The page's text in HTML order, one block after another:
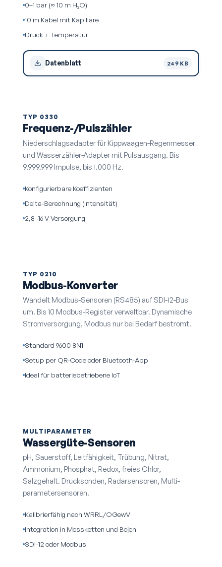
0–1 bar (≈ 10 m H₂O)
10 m Kabel mit Kapillare
Druck + Temperatur
Datenblatt 249 KB
TYP 0330
Frequenz-/Pulszähler
Niederschlags­adapter für Kippwaagen-Regenmesser
und Wasserzähler-Adapter mit Pulsausgang. Bis
9.999.999 Impulse, bis 1.000 Hz.
Konfigurierbare Koeffizienten
Delta-Berechnung (Intensität)
2,8–16 V Versorgung
TYP 0210
Modbus-Konverter
Wandelt Modbus-Sensoren (RS485) auf SDI-12-Bus
um. Bis 10 Modbus-Register verwaltbar. Dynamische
Stromversorgung, Modbus nur bei Bedarf bestromt.
Standard 9600 8N1
Setup per QR-Code oder Bluetooth-App
Ideal für batteriebetriebene IoT
MULTIPARAMETER
Wassergüte-Sensoren
pH, Sauerstoff, Leitfähigkeit, Trübung, Nitrat,
Ammonium, Phosphat, Redox, freies Chlor,
Salzgehalt. Drucksonden, Radarsensoren, Multi­
parameter­sensoren.
Kalibrierfähig nach WRRL/OGewV
Integration in Messketten und Bojen
SDI-12 oder Modbus